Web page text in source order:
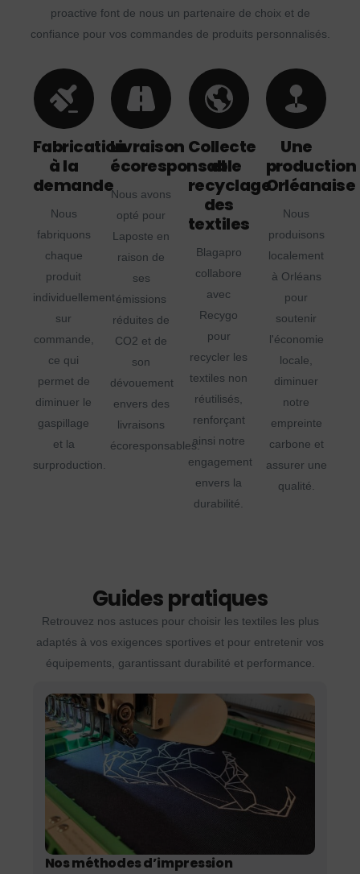
proactive font de nous un partenaire de choix et de
confiance pour vos commandes de produits personnalisés.
Fabrication
à la
demande
Nous
fabriquons
chaque
produit
individuellement
sur
commande,
ce qui
permet de
diminuer le
gaspillage
et la
surproduction.
Livraison
écoresponsable
Nous avons
opté pour
Laposte en
raison de
ses
émissions
réduites de
CO2 et de
son
dévouement
envers des
livraisons
écoresponsables.
Collecte
et
recyclage
des
textiles
Blagapro
collabore
avec
Recygo
pour
recycler les
textiles non
réutilisés,
renforçant
ainsi notre
engagement
envers la
durabilité.
Une
production
Orléanaise
Nous
produisons
localement
à Orléans
pour
soutenir
l'économie
locale,
diminuer
notre
empreinte
carbone et
assurer une
qualité.
Guides pratiques
Retrouvez nos astuces pour choisir les textiles les plus
adaptés à vos exigences sportives et pour entretenir vos
équipements, garantissant durabilité et performance.
Nos méthodes d’impression